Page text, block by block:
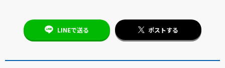
LINEで送る ポストする